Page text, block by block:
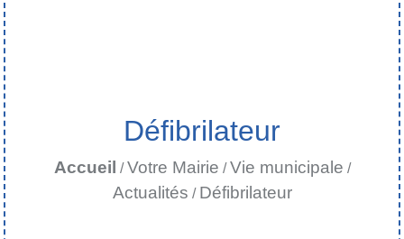
Défibrilateur
Accueil /Votre Mairie /Vie municipale /
Actualités / Défibrilateur